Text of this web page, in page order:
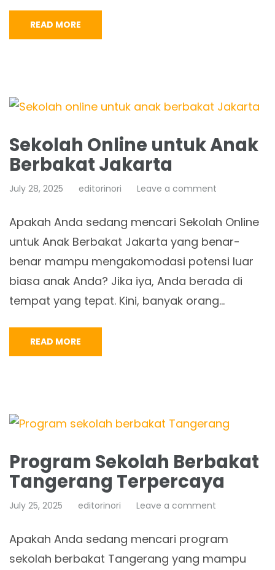
READ MORE
Sekolah Online untuk Anak
Berbakat Jakarta
July 28, 2025 editorinori Leave a comment
Apakah Anda sedang mencari Sekolah Online
untuk Anak Berbakat Jakarta yang benar-
benar mampu mengakomodasi potensi luar
biasa anak Anda? Jika iya, Anda berada di
tempat yang tepat. Kini, banyak orang…
READ MORE
Program Sekolah Berbakat
Tangerang Terpercaya
July 25, 2025 editorinori Leave a comment
Apakah Anda sedang mencari program
sekolah berbakat Tangerang yang mampu